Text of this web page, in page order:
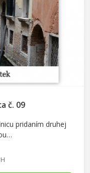
č. 09
pridaním druhej